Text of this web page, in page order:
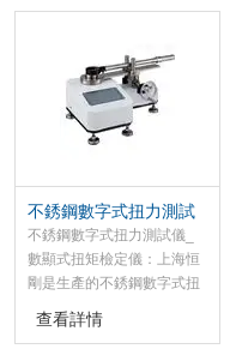
不銹鋼數字式扭力測試
儀_數顯式扭矩檢定儀
不銹鋼數字式扭力測試儀_
數顯式扭矩檢定儀：上海恒
剛是生產的不銹鋼數字式扭
力測試儀廠家，該數字扭力
測試儀是為測試和檢測扭矩
查看詳情